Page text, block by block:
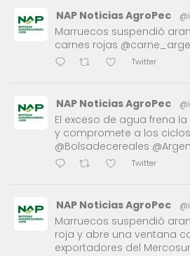
NAP Noticias AgroPec
Marruecos suspendió
carnes rojas
Twitter
NAP Noticias AgroPec
El exceso de agua frena
y compromete a los
@Bolsadecereales
Twitter
NAP Noticias AgroPec
Marruecos suspendió
roja y abre una ventana
exportadores del Mercosur